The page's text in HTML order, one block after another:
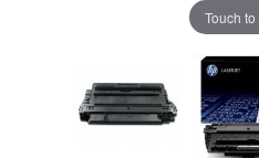
Touch